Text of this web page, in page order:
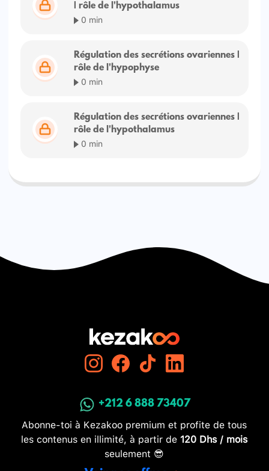
| rôle de l'hypothalamus
0 min
Régulation des secrétions ovariennes |
rôle de l'hypophyse
0 min
Régulation des secrétions ovariennes |
rôle de l'hypothalamus
0 min
+212 6 888 73407
Abonne-toi à Kezakoo premium et profite de tous
les contenus en illimité, à partir de 120 Dhs / mois
seulement 😎